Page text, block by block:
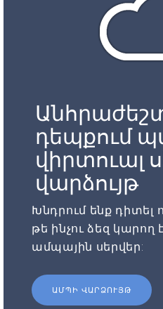
դեպքում
վիրտուալ
վարձույթ
Խնդրում ենք
թե ինչու ձեզ կարող
ամպային սերվեր:
ԱՄՊԻ ՎԱՐՁՈՒՅԹ